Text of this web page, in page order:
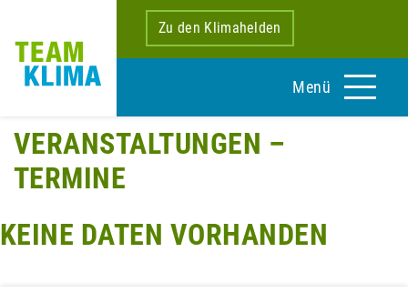
Zu den Klimahelden
Menü
VERANSTALTUNGEN –
TERMINE
KEINE DATEN VORHANDEN